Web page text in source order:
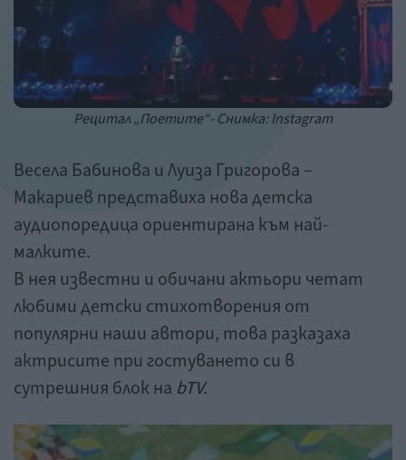
Рецитал „Поетите“- Снимка: Instagram
Весела Бабинова и Луиза Григорова –
Макариев представиха нова детска
аудиопоредица ориентирана към най-
малките.
В нея известни и обичани актьори четат
любими детски стихотворения от
популярни наши автори, това разказаха
актрисите при гостуването си в
сутрешния блок на bTV.